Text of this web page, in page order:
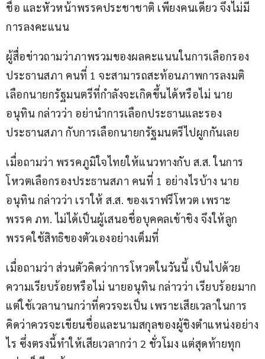
ชื่อ และหัวหน้าพรรคประชาชาติ เพียงคนเดียว จึงไม่มี
การลงคะแนน
ผู้สื่อข่าวถามว่าภาพรวมของผลคะแนนในการเลือกรอง
ประธานสภา คนที่ 1 จะสามารถสะท้อนภาพการลงมติ
เลือกนายกรัฐมนตรีที่กำลังจะเกิดขึ้นได้หรือไม่ นาย
อนุทิน กล่าวว่า อย่านําการเลือกประธานและรอง
ประธานสภา กับการเลือกนายกรัฐมนตรีไปผูกกันเลย
เมื่อถามว่า พรรคภูมิใจไทยให้แนวทางกับ ส.ส. ในการ
โหวตเลือกรองประธานสภา คนที่ 1 อย่างไรบ้าง นาย
อนุทิน กล่าวว่า เราให้ ส.ส. ของเราฟรีโหวต เพราะ
พรรค ภท. ไม่ได้เป็นผู้เสนอชื่อบุคคลเข้าชิง จึงให้ลูก
พรรคใช้สิทธิของตัวเองอย่างเต็มที่
เมื่อถามว่า ส่วนตัวคิดว่าการโหวตในวันนี้ เป็นไปด้วย
ความเรียบร้อยหรือไม่ นายอนุทิน กล่าวว่า เรียบร้อยมาก
แต่ใช้เวลานานกว่าที่ควรจะเป็น เพราะเสียเวลาในการ
คิดว่าควรจะเขียนชื่อและนามสกุลของผู้ชิงตําแหน่งอย่าง
ไร ซึ่งตรงนี้ทำให้เสียเวลากว่า 2 ชั่วโมง แต่สุดท้ายทุก